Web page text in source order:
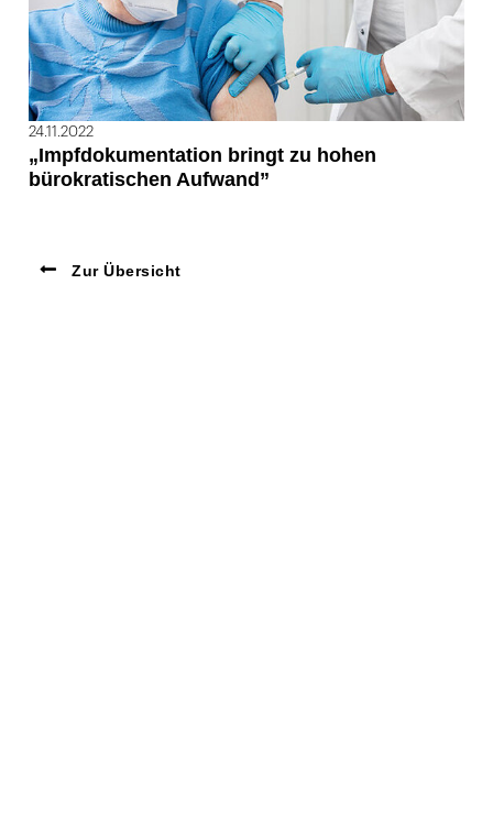
24.11.2022
„Impfdokumentation bringt zu hohen
bürokratischen Aufwand”
Zur Übersicht